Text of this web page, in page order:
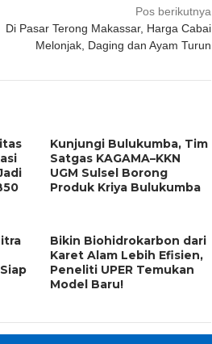
Pos berikutnya
Di Pasar Terong Makassar, Harga Cabai
Melonjak, Daging dan Ayam Turun
Kunjungi Bulukumba, Tim
Satgas KAGAMA–KKN
UGM Sulsel Borong
Produk Kriya Bulukumba
Bikin Biohidrokarbon dari
Karet Alam Lebih Efisien,
Peneliti UPER Temukan
Model Baru!